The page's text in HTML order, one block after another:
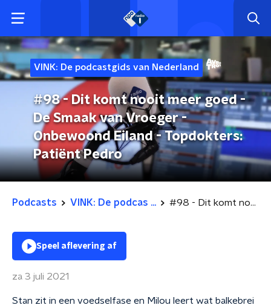
VINK: De podcastgids van Nederland
#98 - Dit komt nooit meer goed -
De Smaak van Vroeger -
Onbewoond Eiland - Topdokters:
Patiënt Pedro
Podcasts VINK: De podcas ... #98 - Dit komt nooit meer goed - De Smaak van Vroeger - Onbewoond Eiland - Topdokters: Patiënt Pedro
Speel aflevering af
za 3 juli 2021
Stan zit in een voedselfase en Milou leert wat balkebrei